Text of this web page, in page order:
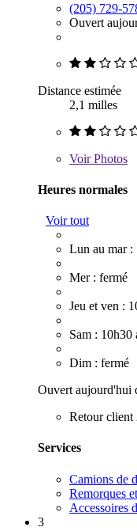
(205) 729-
Ouvert
Distance estimée
2,1 milles
VoirPhotos
Heures normales
Voir tout
Lun au mar :
Mer : fermé
Jeu et ven :
Sam : 10h30
Dim : fermé
Ouvert aujourd'hui
Retour client
Services
Camions de
Remorques
Accessoires
3